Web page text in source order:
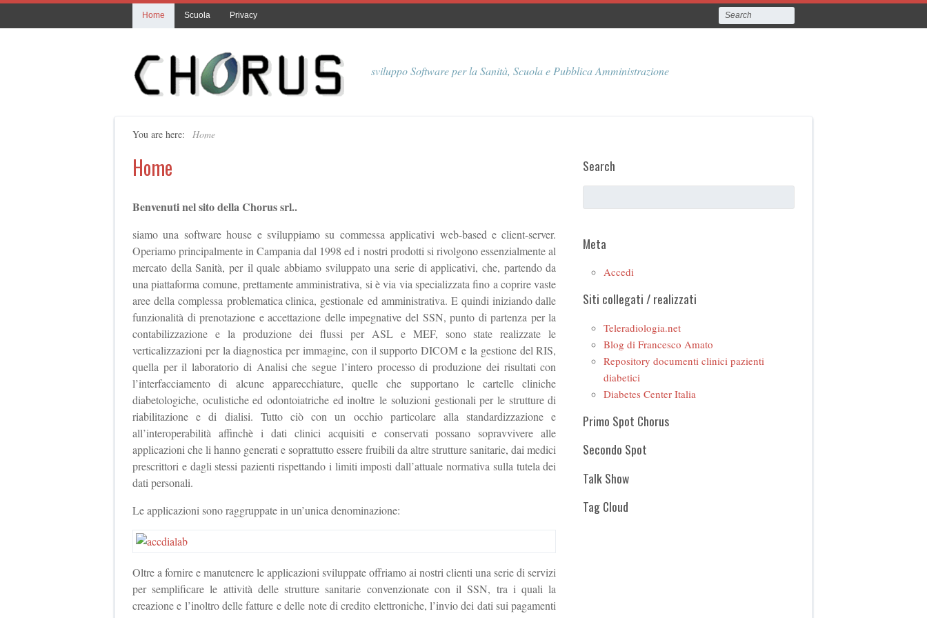
Home Scuola Privacy
sviluppo Software per la Sanità, Scuola e Pubblica Amministrazione
You are here: Home
Home
Benvenuti nel sito della Chorus srl..
siamo una software house e sviluppiamo su commessa applicativi web-based e client-server.
Operiamo principalmente in Campania dal 1998 ed i nostri prodotti si rivolgono essenzialmente al
mercato della Sanità, per il quale abbiamo sviluppato una serie di applicativi, che, partendo da
una piattaforma comune, prettamente amministrativa, si è via via specializzata fino a coprire vaste
aree della complessa problematica clinica, gestionale ed amministrativa. E quindi iniziando dalle
funzionalità di prenotazione e accettazione delle impegnative del SSN, punto di partenza per la
contabilizzazione e la produzione dei flussi per ASL e MEF, sono state realizzate le
verticalizzazioni per la diagnostica per immagine, con il supporto DICOM e la gestione del RIS,
quella per il laboratorio di Analisi che segue l’intero processo di produzione dei risultati con
l’interfacciamento di alcune apparecchiature, quelle che supportano le cartelle cliniche
diabetologiche, oculistiche ed odontoiatriche ed inoltre le soluzioni gestionali per le strutture di
riabilitazione e di dialisi. Tutto ciò con un occhio particolare alla standardizzazione e
all’interoperabilità affinchè i dati clinici acquisiti e conservati possano sopravvivere alle
applicazioni che li hanno generati e soprattutto essere fruibili da altre strutture sanitarie, dai medici
prescrittori e dagli stessi pazienti rispettando i limiti imposti dall’attuale normativa sulla tutela dei
dati personali.
Le applicazioni sono raggruppate in un’unica denominazione:
Oltre a fornire e manutenere le applicazioni sviluppate offriamo ai nostri clienti una serie di servizi
per semplificare le attività delle strutture sanitarie convenzionate con il SSN, tra i quali la
creazione e l’inoltro delle fatture e delle note di credito elettroniche, l’invio dei dati sui pagamenti
Search
Meta
Accedi
Siti collegati / realizzati
Teleradiologia.net
Blog di Francesco Amato
Repository documenti clinici pazienti
diabetici
Diabetes Center Italia
Primo Spot Chorus
Secondo Spot
Talk Show
Tag Cloud